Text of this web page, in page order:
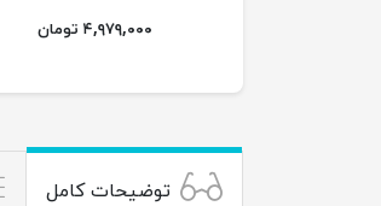
۴,۹۷۹,۰۰۰ تومان
توضیحات کامل